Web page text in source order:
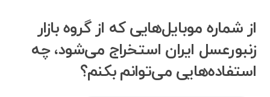
از شماره موبایل‌هایی که از گروه بازار
زنبورعسل ایران استخراج می‌شود، چه
استفاده‌هایی می‌توانم بکنم؟